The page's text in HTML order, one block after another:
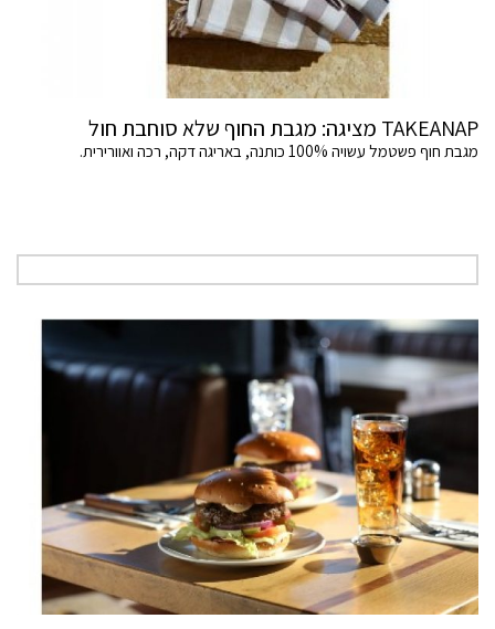
TAKEANAP מציגה: מגבת החוף שלא סוחבת חול
מגבת חוף פשטמל עשויה 100% כותנה, באריגה דקה, רכה ואוורירית.